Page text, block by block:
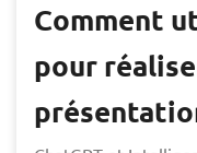
Comment
pour